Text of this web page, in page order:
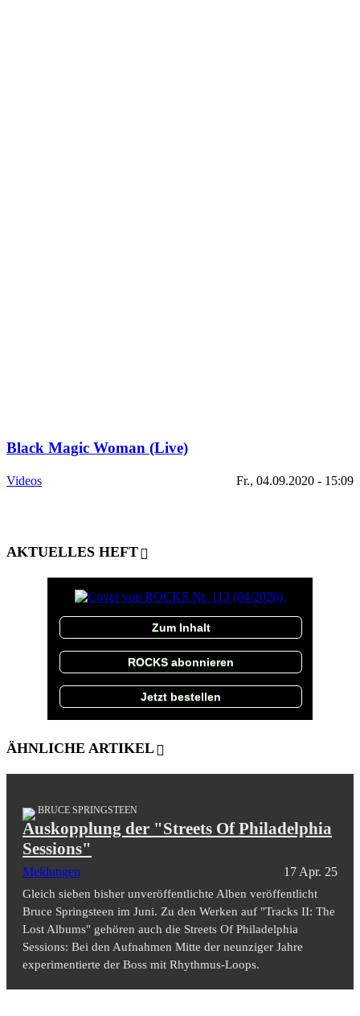
Black Magic Woman (Live)
Videos Fr., 04.09.2020 - 15:09
AKTUELLES HEFT
Zum Inhalt
ROCKS abonnieren
Jetzt bestellen
ÄHNLICHE ARTIKEL
BRUCE SPRINGSTEEN
Auskopplung der "Streets Of Philadelphia
Sessions"
Meldungen 17 Apr. 25
Gleich sieben bisher unveröffentlichte Alben veröffentlicht
Bruce Springsteen im Juni. Zu den Werken auf "Tracks II: The
Lost Albums" gehören auch die Streets Of Philadelphia
Sessions: Bei den Aufnahmen Mitte der neunziger Jahre
experimentierte der Boss mit Rhythmus-Loops.